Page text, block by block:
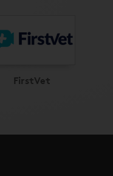
FirstVet